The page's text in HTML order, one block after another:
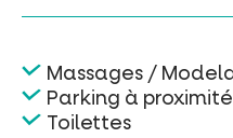
Massages /
Parking à proximité
Toilettes